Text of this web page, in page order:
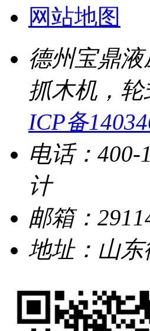
网站地图
德州宝鼎
抓木机，
ICP备
电话：400-
计
邮箱：
地址：山